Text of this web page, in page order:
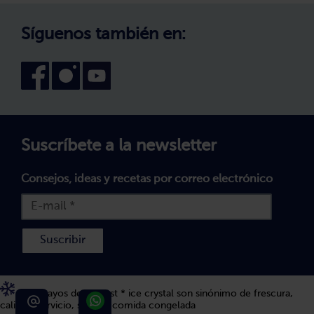
Declaración de accesibilidad
Configuración de cookies
Síguenos también en:
Suscríbete a la newsletter
Consejos, ideas y recetas por correo electrónico
Suscribir
Los 5 rayos de bofrost * ice crystal son sinónimo de frescura,
calidad, servicio, sabor y comida congelada